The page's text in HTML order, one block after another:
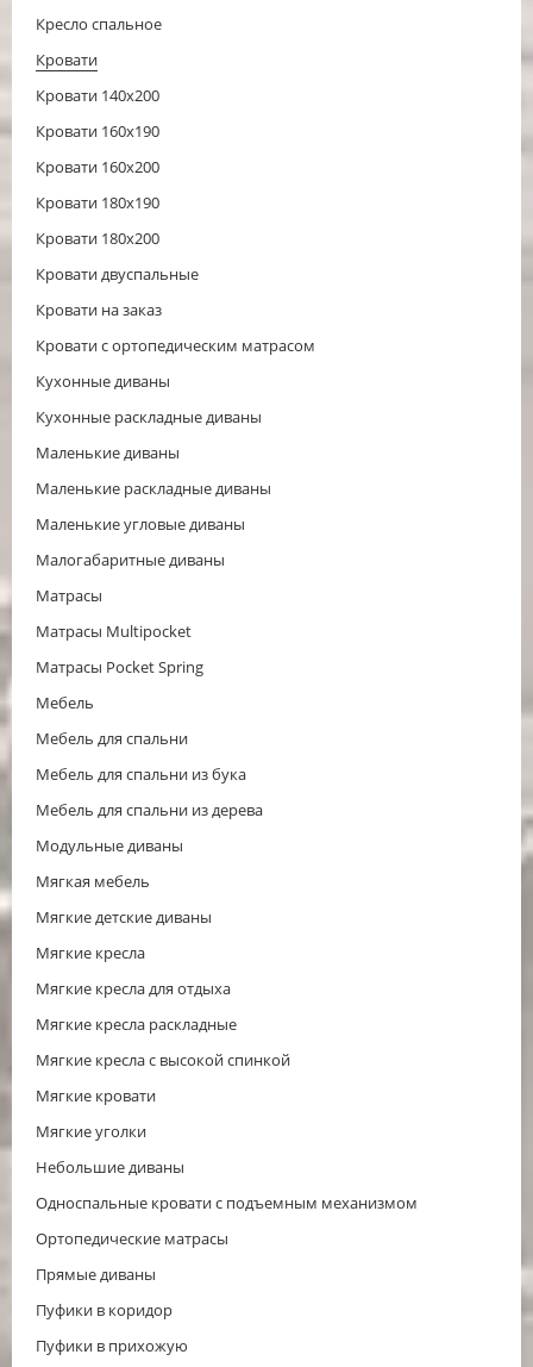
Кресло спальное
Кровати
Кровати 140x200
Кровати 160x190
Кровати 160x200
Кровати 180x190
Кровати 180x200
Кровати двуспальные
Кровати на заказ
Кровати с ортопедическим матрасом
Кухонные диваны
Кухонные раскладные диваны
Маленькие диваны
Маленькие раскладные диваны
Маленькие угловые диваны
Малогабаритные диваны
Матрасы
Матрасы Multipocket
Матрасы Pocket Spring
Мебель
Мебель для спальни
Мебель для спальни из бука
Мебель для спальни из дерева
Модульные диваны
Мягкая мебель
Мягкие детские диваны
Мягкие кресла
Мягкие кресла для отдыха
Мягкие кресла раскладные
Мягкие кресла с высокой спинкой
Мягкие кровати
Мягкие уголки
Небольшие диваны
Односпальные кровати с подъемным механизмом
Ортопедические матрасы
Прямые диваны
Пуфики в коридор
Пуфики в прихожую